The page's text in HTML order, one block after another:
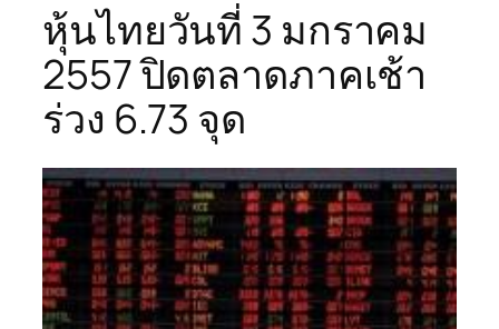
หุ้นไทยวันที่ 3 มกราคม
2557 ปิดตลาดภาคเช้า
ร่วง 6.73 จุด